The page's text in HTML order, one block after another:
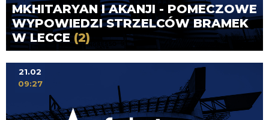
MKHITARYAN I AKANJI - POMECZOWE
WYPOWIEDZI STRZELCÓW BRAMEK
W LECCE (2)
21.02
09:27